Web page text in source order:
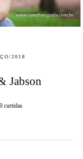
2018
Jabson
0curtidas